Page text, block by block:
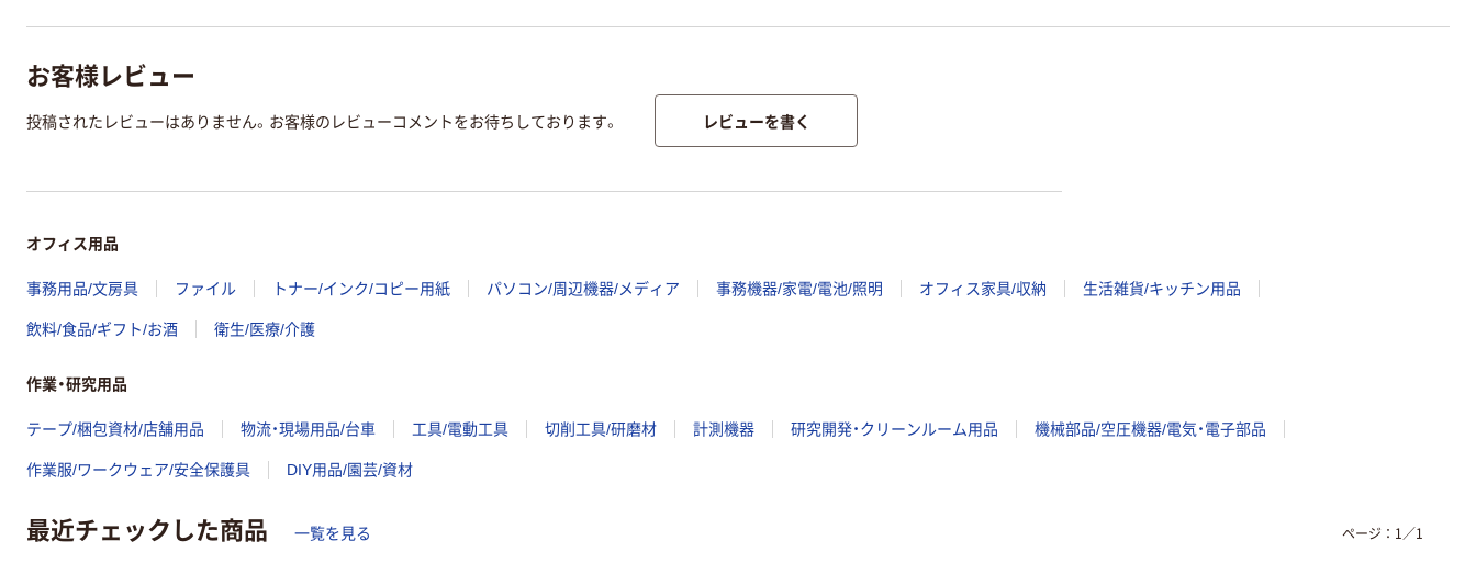
お客様レビュー
投稿されたレビューはありません。お客様のレビューコメントをお待ちしております。 レビューを書く
オフィス用品
事務用品/文房具 ファイル トナー/インク/コピー用紙 パソコン/周辺機器/メディア 事務機器/家電/電池/照明 オフィス家具/収納 生活雑貨/キッチン用品
飲料/食品/ギフト/お酒 衛生/医療/介護
作業・研究用品
テープ/梱包資材/店舗用品 物流・現場用品/台車 工具/電動工具 切削工具/研磨材 計測機器 研究開発・クリーンルーム用品 機械部品/空圧機器/電気・電子部品
作業服/ワークウェア/安全保護具 DIY用品/園芸/資材
最近チェックした商品 一覧を見る ページ： 1 ／1